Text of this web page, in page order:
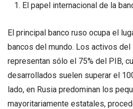
El papel internacional de la
El principal banco ruso ocupa el
bancos del mundo. Los activos
representan sólo el 75% del PIB,
desarrollados suelen superar el
lado, en Rusia predominan los
mayoritariamente estatales,